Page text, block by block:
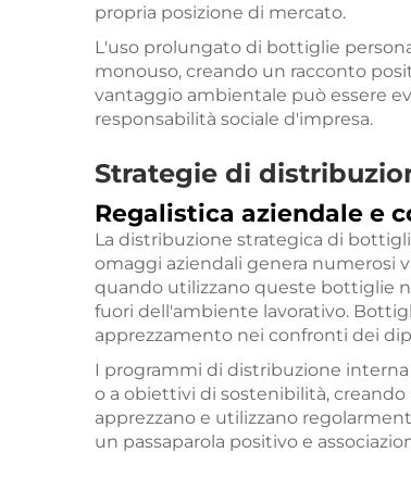
propria posizione di mercato.
L'uso prolungato di bottiglie
monouso, creando un racconto
vantaggio ambientale può essere
responsabilità sociale d'impresa.
Strategie di
Regalistica aziendale e
La distribuzione strategica di
omaggi aziendali genera numerosi
quando utilizzano queste bottiglie
fuori dell'ambiente lavorativo.
apprezzamento nei confronti dei
I programmi di distribuzione interna
o a obiettivi di sostenibilità,
apprezzano e utilizzano
un passaparola positivo e